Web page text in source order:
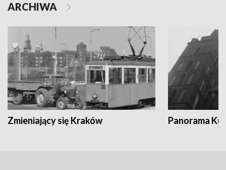
ARCHIWA
Zmieniający się Kraków Panorama